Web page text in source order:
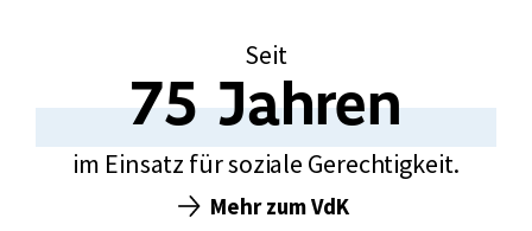
Seit
75
75 Jahren
im Einsatz für soziale Gerechtigkeit.
Mehr zum VdK